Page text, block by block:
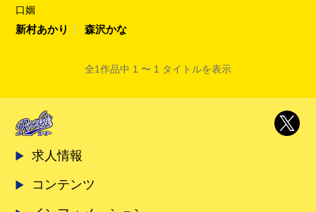
口姻
新村あかり 森沢かな
全1作品中 1 〜 1 タイトルを表示
求人情報
コンテンツ